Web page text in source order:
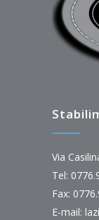
Via
Tel:
Fax:
E-mail: